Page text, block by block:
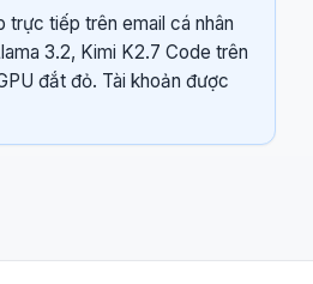
trực tiếp trên email cá nhân
3.2, Kimi K2.7 Code trên
đắt đỏ. Tài khoản được